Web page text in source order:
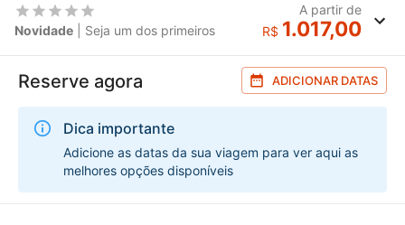
Novidade | Seja um dos primeiros
A partir de
R$ 1.017,00
Reserve agora ADICIONAR DATAS
Dica importante
Adicione as datas da sua viagem para ver aqui as
melhores opções disponíveis